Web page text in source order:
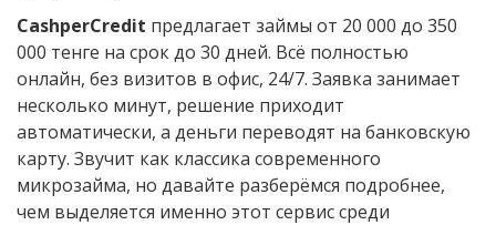
CashperCredit предлагает займы от 20 000 до 350
000 тенге на срок до 30 дней. Всё полностью
онлайн, без визитов в офис, 24/7. Заявка занимает
несколько минут, решение приходит
автоматически, а деньги переводят на банковскую
карту. Звучит как классика современного
микрозайма, но давайте разберёмся подробнее,
чем выделяется именно этот сервис среди